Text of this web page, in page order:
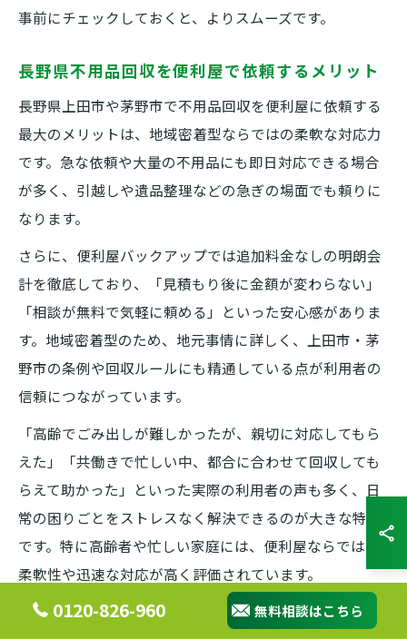
事前にチェックしておくと、よりスムーズです。
長野県不用品回収を便利屋で依頼するメリット
長野県上田市や茅野市で不用品回収を便利屋に依頼する
最大のメリットは、地域密着型ならではの柔軟な対応力
です。急な依頼や大量の不用品にも即日対応できる場合
が多く、引越しや遺品整理などの急ぎの場面でも頼りに
なります。
さらに、便利屋バックアップでは追加料金なしの明朗会
計を徹底しており、「見積もり後に金額が変わらない」
「相談が無料で気軽に頼める」といった安心感がありま
す。地域密着型のため、地元事情に詳しく、上田市・茅
野市の条例や回収ルールにも精通している点が利用者の
信頼につながっています。
「高齢でごみ出しが難しかったが、親切に対応してもら
えた」「共働きで忙しい中、都合に合わせて回収しても
らえて助かった」といった実際の利用者の声も多く、日
常の困りごとをストレスなく解決できるのが大きな特長
です。特に高齢者や忙しい家庭には、便利屋ならではの
柔軟性や迅速な対応が高く評価されています。
便利屋利用で家電や大型ごみの処分も安心
0120-826-960 無料相談はこちら